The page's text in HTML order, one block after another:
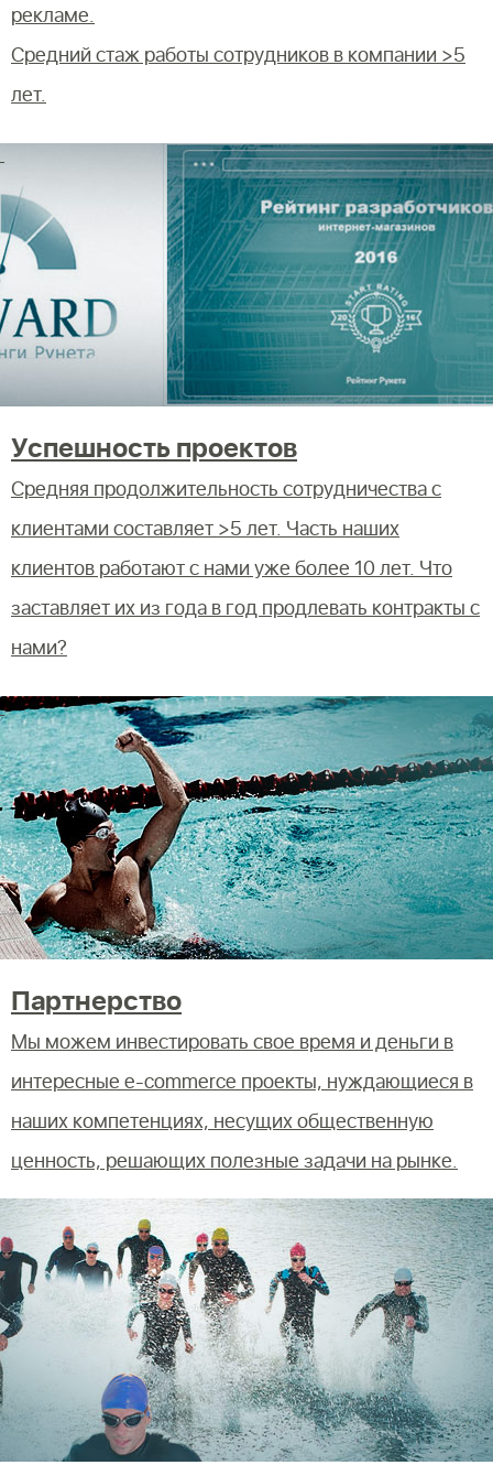
рекламе.
Средний стаж работы сотрудников в компании >5
лет.
Успешность проектов
Средняя продолжительность сотрудничества с
клиентами составляет >5 лет. Часть наших
клиентов работают с нами уже более 10 лет. Что
заставляет их из года в год продлевать контракты с
нами?
Партнерство
Мы можем инвестировать свое время и деньги в
интересные e-commerce проекты, нуждающиеся в
наших компетенциях, несущих общественную
ценность, решающих полезные задачи на рынке.